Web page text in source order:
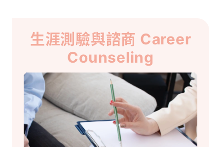
生涯測驗與諮商 Career
Counseling